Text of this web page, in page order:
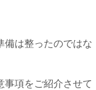
備は整ったのではな
事項をご紹介させて